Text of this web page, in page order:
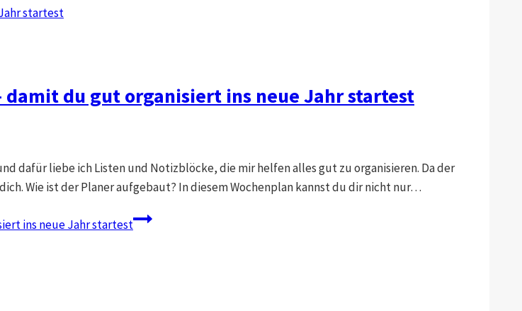
damit du gut organisiert ins neue Jahr startest
dafür liebe ich Listen und Notizblöcke, die mir helfen alles gut zu organisieren. Da der
Wie ist der Planer aufgebaut? In diesem Wochenplan kannst du dir nicht nur…
ins neue Jahr startest